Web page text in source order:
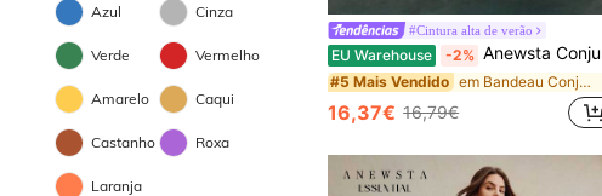
Azul Cinza
Verde Vermelho
Amarelo Caqui
Castanho Roxa
Laranja
#Cintura alta de verão
EU Warehouse -2% Anewsta Conjunto de biquíni feminino de verão com estampa de bolinhas, moderno e sexy.
#5 Mais Vendido em Bandeau Conjuntos de biquínis femininos
16,37€ 16,79€